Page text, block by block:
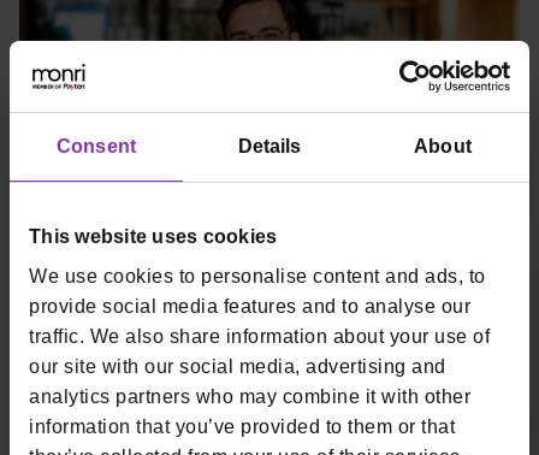
Consent Details About
This website uses cookies
We use cookies to personalise content and ads, to
provide social media features and to analyse our
traffic. We also share information about your use of
our site with our social media, advertising and
analytics partners who may combine it with other
information that you’ve provided to them or that
Brzo posluživanje i jasan pregled rezultata
Jednostavan meni, brza naplata i minimalna obuka.
Brzo uvođenje u prostor i stabilan rad kada je najvažnije.
Mali i srednji kafići i barovi